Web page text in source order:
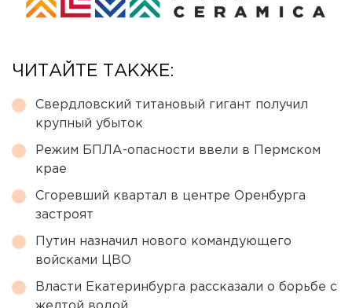
ЧИТАЙТЕ ТАКЖЕ:
Свердловский титановый гигант получил
крупный убыток
Режим БПЛА-опасности ввели в Пермском
крае
Сгоревший квартал в центре Оренбурга
застроят
Путин назначил нового командующего
войсками ЦВО
Власти Екатеринбурга рассказали о борьбе с